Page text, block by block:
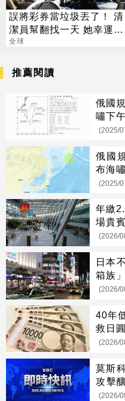
誤將彩券當垃圾丟了！ 清
潔員幫翻找一天 她幸運撿
回3700萬
全球
推薦閱讀
俄國
嘯下
(2025/
俄國
布海
(2025/
年繳
場貴
(2026/
日本
箱族
(2026/
40年
救日
(2026/
莫斯
攻擊
引爆
(2026/